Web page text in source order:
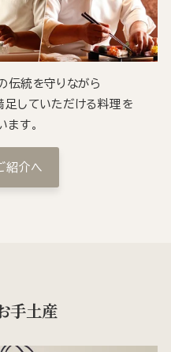
伝統を守りながら
足していただける料理を
ます。
紹介へ
手土産